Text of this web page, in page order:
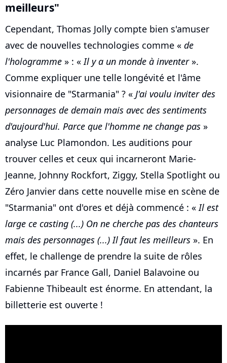
meilleurs"
Cependant, Thomas Jolly compte bien s'amuser
avec de nouvelles technologies comme « de
l'hologramme » : «Il y a un monde à inventer».
Comme expliquer une telle longévité et l'âme
visionnaire de "Starmania" ? « J'ai voulu inviter des
personnages de demain mais avec des sentiments
d'aujourd'hui. Parce que l'homme ne change pas »
analyse Luc Plamondon. Les auditions pour
trouver celles et ceux qui incarneront Marie-
Jeanne, Johnny Rockfort, Ziggy, Stella Spotlight ou
Zéro Janvier dans cette nouvelle mise en scène de
"Starmania" ont d'ores et déjà commencé : «Il est
large ce casting (...) On ne cherche pas des chanteurs
mais des personnages (...) Il faut les meilleurs ». En
effet, le challenge de prendre la suite de rôles
incarnés par France Gall, Daniel Balavoine ou
Fabienne Thibeault est énorme. En attendant, la
billetterie est ouverte !